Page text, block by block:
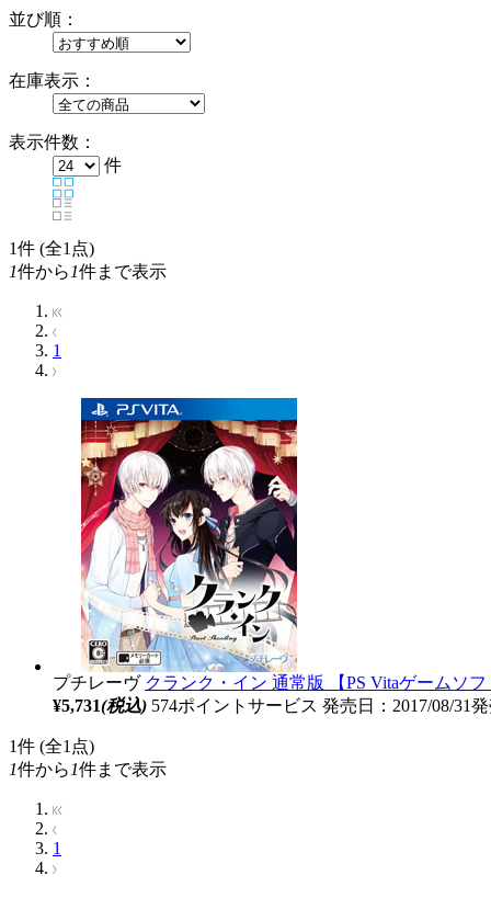
並び順：
在庫表示：
表示件数：
件
1件 (全1点)
1件から 1件まで表示
1
プチレーヴ クランク・イン 通常版 【PS Vitaゲームソフ
¥5,731(税込) 574ポイントサービス 発売日：2017/08/31
1件 (全1点)
1件から 1件まで表示
1